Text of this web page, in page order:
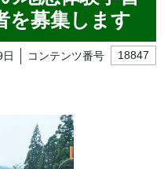
を募集します
コンテンツ番号 18847